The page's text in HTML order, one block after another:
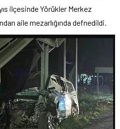
ilçesinde Yörükler Merkez
aile mezarlığında defnedildi.